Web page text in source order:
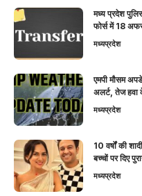
मध्य प्रदेश
फोर्स में 18
मध्यप्रदेश
एमपी मौसम
अलर्ट, तेज हवा
मध्यप्रदेश
10 वर्षों की
बच्चों पर दिए
मध्यप्रदेश